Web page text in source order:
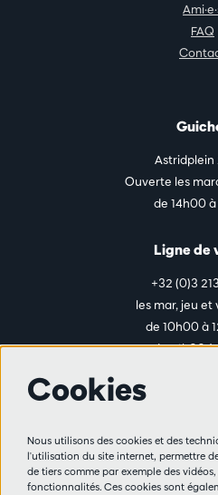
FAQ
Astridplein
Ouverte les
de 14h00 à
Ligne de
+32 (0)3
les mar, jeu et
de 10h00 à
de 14h00 à
Règlement
Vie
Cookies
Nous utilisons des cookies et des
l'utilisation du site internet, permettre
de tiers comme par exemple des
fonctionnalités. Ces cookies sont